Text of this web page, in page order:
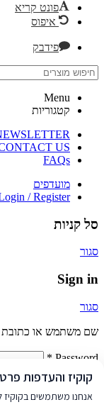
קוקיז והעדפות
אנחנו משתמשים
פונט קריא
איפוס
פידבק
Menu
קטגוריות
US
FAQs
מועדפים
/ Register
סל קניות
סגור
Sign in
סגור
שם משתמש או כתובת
Password
*
Log in